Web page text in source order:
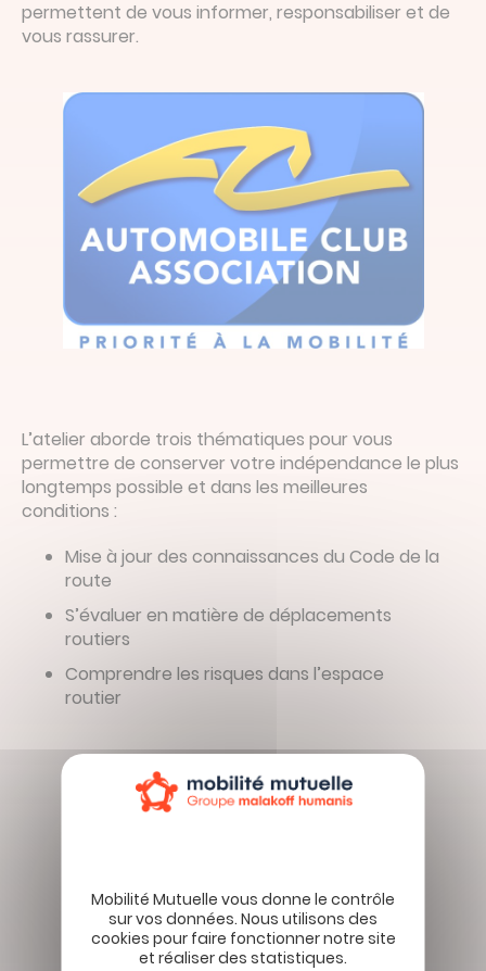
permettent de vous informer, responsabiliser et de
vous rassurer.
L’atelier aborde trois thématiques pour vous
permettre de conserver votre indépendance le plus
longtemps possible et dans les meilleures
conditions :
Mise à jour des connaissances du Code de la
route
S’évaluer en matière de déplacements
routiers
Comprendre les risques dans l’espace
routier